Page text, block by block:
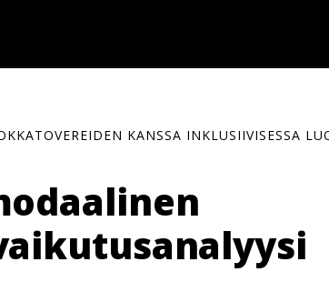
KANSSA INKLUSIIVISESSA